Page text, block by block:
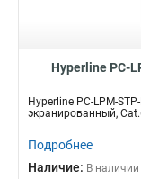
Hyperline PC-
Hyperline PC-LPM-
экранированный,
Подробнее
Наличие: В наличии